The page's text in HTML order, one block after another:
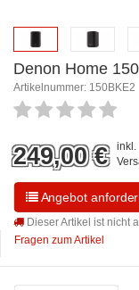
Denon Home
Artikelnummer: 150BKE2
249,00 €
inkl.
Angebot
Dieser Artikel ist nicht
Fragen zum Artikel